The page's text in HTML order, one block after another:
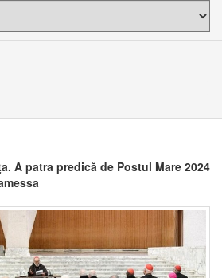
A patra predică de Postul Mare 2024